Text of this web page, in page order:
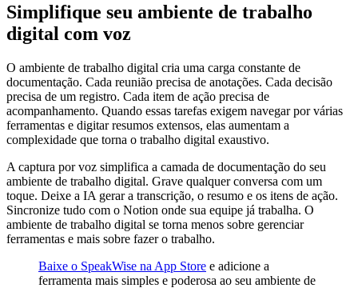
Simplifique seu ambiente de trabalho
digital com voz
O ambiente de trabalho digital cria uma carga constante de
documentação. Cada reunião precisa de anotações. Cada decisão
precisa de um registro. Cada item de ação precisa de
acompanhamento. Quando essas tarefas exigem navegar por várias
ferramentas e digitar resumos extensos, elas aumentam a
complexidade que torna o trabalho digital exaustivo.
A captura por voz simplifica a camada de documentação do seu
ambiente de trabalho digital. Grave qualquer conversa com um
toque. Deixe a IA gerar a transcrição, o resumo e os itens de ação.
Sincronize tudo com o Notion onde sua equipe já trabalha. O
ambiente de trabalho digital se torna menos sobre gerenciar
ferramentas e mais sobre fazer o trabalho.
Baixe o SpeakWise na App Store e adicione a
ferramenta mais simples e poderosa ao seu ambiente de